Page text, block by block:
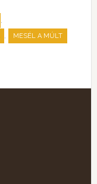
,
, MESÉL A MÚLT